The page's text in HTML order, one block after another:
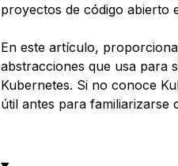
proyectos de código abierto
En este artículo,
abstracciones que usa para
Kubernetes. Si no conoce
útil antes para familiarizarse